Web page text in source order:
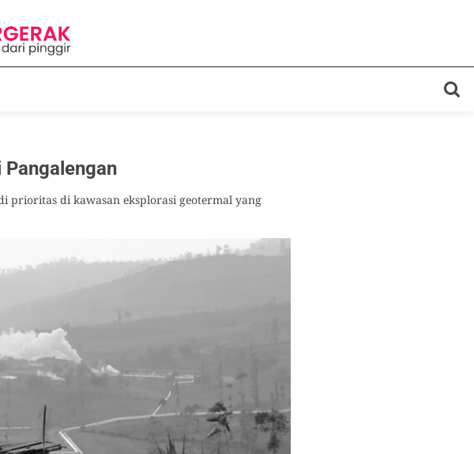
prioritas di kawasan eksplorasi geotermal yang